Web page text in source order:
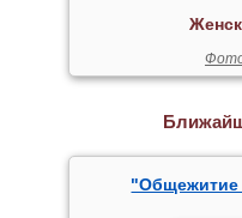
"Общежитие